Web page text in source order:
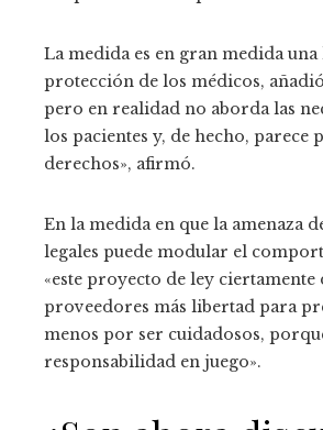
La medida es en gran medida una
protección de los médicos,
pero en realidad no aborda las
los pacientes y, de hecho, parece
derechos», afirmó.
En la medida en que la amenaza
legales puede modular el
«este proyecto de ley ciertamente
proveedores más libertad para
menos por ser cuidadosos,
responsabilidad en juego».